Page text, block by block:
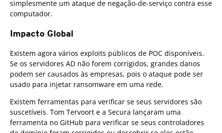
simplesmente um ataque de negação-de-serviço contra esse
computador.
Impacto Global
Existem agora vários exploits públicos de POC disponíveis.
Se os servidores AD não forem corrigidos, grandes danos
podem ser causados às empresas, pois o ataque pode ser
usado para injetar ransomware em uma rede.
Existem ferramentas para verificar se seus servidores são
suscetíveis. Tom Tervoort e a Secura lançaram uma
ferramenta no GitHub para verificar se seus controladores